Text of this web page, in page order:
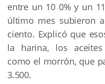
entre un 10 0% y un
último mes subieron
ciento. Explicó que
la harina, los
como el morrón, que
3.500.